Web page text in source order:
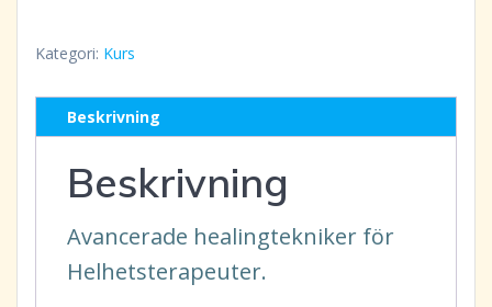
9-
2027
på
plats:
Kursbetalning
mängd
Kategori: Kurs
Beskrivning
Beskrivning
Avancerade healingtekniker för
Helhetsterapeuter.